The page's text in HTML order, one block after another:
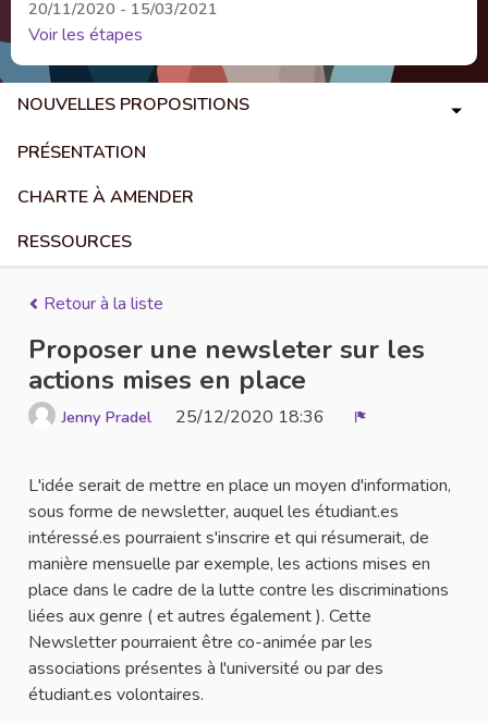
20/11/2020 - 15/03/2021
Voir les étapes
NOUVELLES PROPOSITIONS
PRÉSENTATION
CHARTE À AMENDER
RESSOURCES
Retour à la liste
Proposer une newsleter sur les
actions mises en place
Jenny Pradel 25/12/2020 18:36
L'idée serait de mettre en place un moyen d'information,
sous forme de newsletter, auquel les étudiant.es
intéressé.es pourraient s'inscrire et qui résumerait, de
manière mensuelle par exemple, les actions mises en
place dans le cadre de la lutte contre les discriminations
liées aux genre ( et autres également ). Cette
Newsletter pourraient être co-animée par les
associations présentes à l'université ou par des
étudiant.es volontaires.